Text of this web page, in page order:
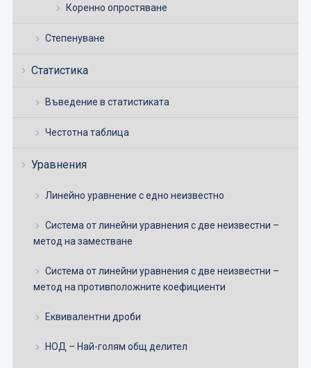
Коренно опростяване
Степенуване
Статистика
Въведение в статистиката
Честотна таблица
Уравнения
Линейно уравнение с едно неизвестно
Система от линейни уравнения с две неизвестни –
метод на заместване
Система от линейни уравнения с две неизвестни –
метод на противположните коефициенти
Еквивалентни дроби
НОД – Най-голям общ делител